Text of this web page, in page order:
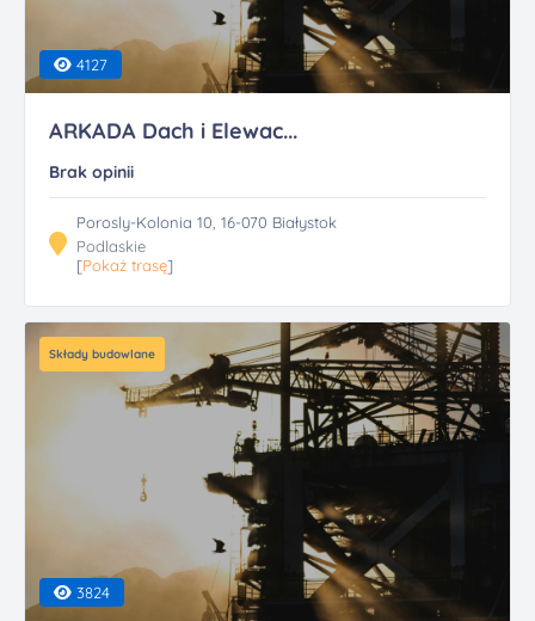
4127
ARKADA Dach i Elewac...
Brak opinii
Porosly-Kolonia 10, 16-070 Białystok
Podlaskie
[Pokaż trasę]
Składy budowlane
3824